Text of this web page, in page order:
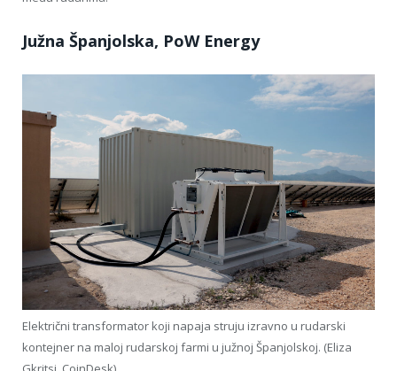
Južna Španjolska, PoW Energy
Električni transformator koji napaja struju izravno u rudarski
kontejner na maloj rudarskoj farmi u južnoj Španjolskoj. (Eliza